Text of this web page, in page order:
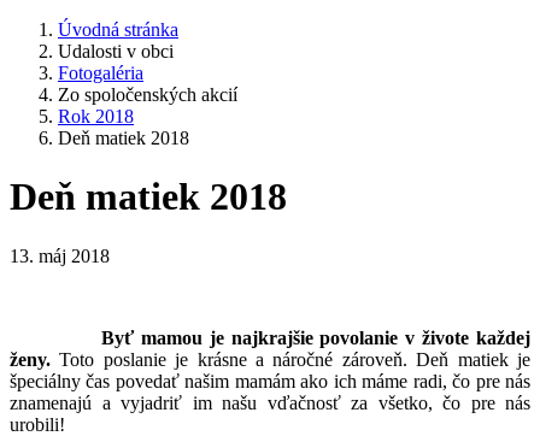
Úvodná stránka
Udalosti v obci
Fotogaléria
Zo spoločenských akcií
Rok 2018
Deň matiek 2018
Deň matiek 2018
13. máj 2018
Byť mamou je najkrajšie povolanie v živote každej
ženy.Toto poslanie je krásne a náročné zároveň. Deň matiek je
špeciálny čas povedať našim mamám ako ich máme radi, čo pre nás
znamenajú a vyjadriť im našu vďačnosť za všetko, čo pre nás
urobili!